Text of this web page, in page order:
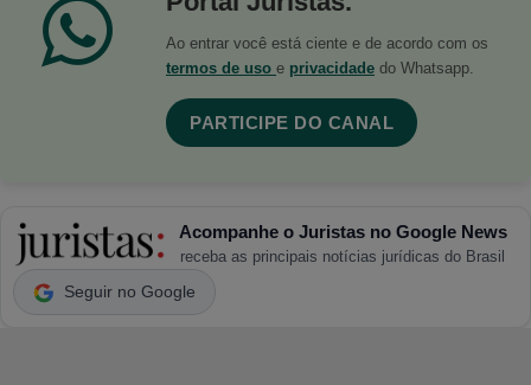
Ao entrar você está ciente e de acordo com os
termos de uso e privacidade do Whatsapp.
PARTICIPE DO CANAL
Acompanhe o Juristas no Google News
receba as principais notícias jurídicas do Brasil
Seguir no Google